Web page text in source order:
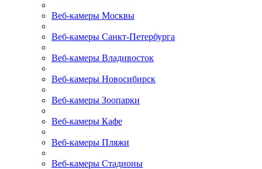
Веб-камеры Москвы
Веб-камеры Санкт-Петербурга
Веб-камеры Владивосток
Веб-камеры Новосибирск
Веб-камеры Зоопарки
Веб-камеры Кафе
Веб-камеры Пляжи
Веб-камеры Стадионы